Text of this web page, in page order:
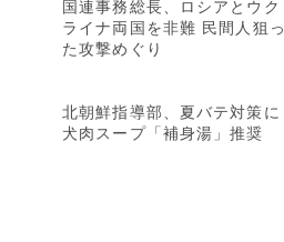
国連事務総長、ロシアとウク
ライナ両国を非難 民間人狙っ
た攻撃めぐり
北朝鮮指導部、夏バテ対策に
犬肉スープ「補身湯」推奨